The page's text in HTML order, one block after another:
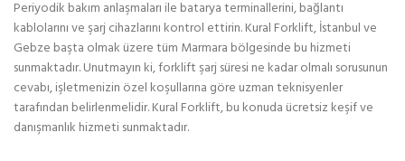
Periyodik bakım anlaşmaları ile batarya terminallerini, bağlantı
kablolarını ve şarj cihazlarını kontrol ettirin. Kural Forklift, İstanbul ve
Gebze başta olmak üzere tüm Marmara bölgesinde bu hizmeti
sunmaktadır. Unutmayın ki, forklift şarj süresi ne kadar olmalı sorusunun
cevabı, işletmenizin özel koşullarına göre uzman teknisyenler
tarafından belirlenmelidir. Kural Forklift, bu konuda ücretsiz keşif ve
danışmanlık hizmeti sunmaktadır.